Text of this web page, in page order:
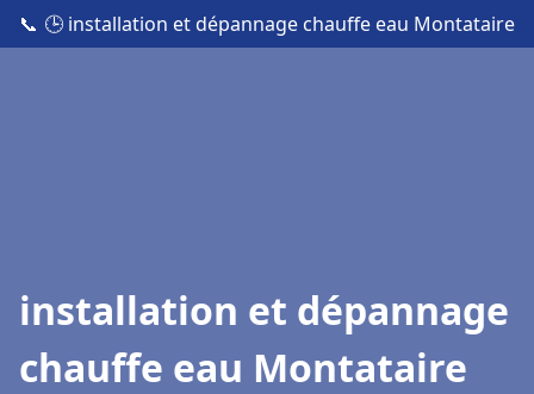
📞 🕒 installation et dépannage chauffe eau Montataire
installation et dépannage
chauffe eau Montataire